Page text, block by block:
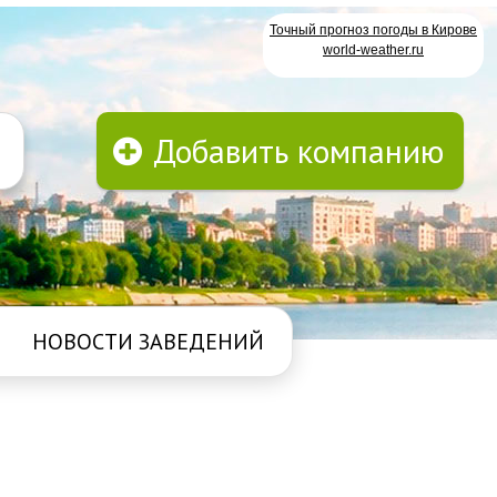
Точный прогноз погоды в Кирове
world-weather.ru
Добавить компанию
НОВОСТИ ЗАВЕДЕНИЙ